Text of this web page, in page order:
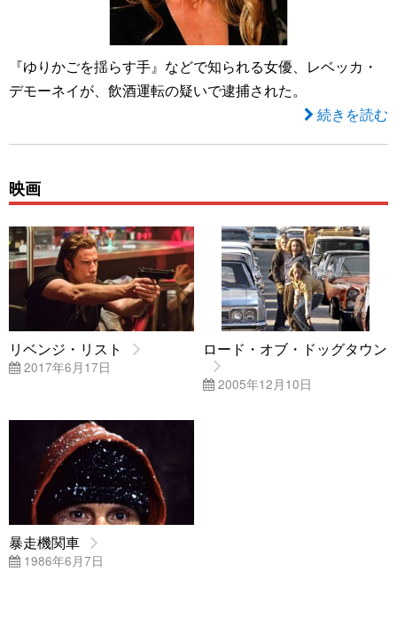
『ゆりかごを揺らす手』などで知られる女優、レベッカ・
デモーネイが、飲酒運転の疑いで逮捕された。
続きを読む
映画
リベンジ・リスト
2017年6月17日
ロード・オブ・ドッグタウン
2005年12月10日
暴走機関車
1986年6月7日